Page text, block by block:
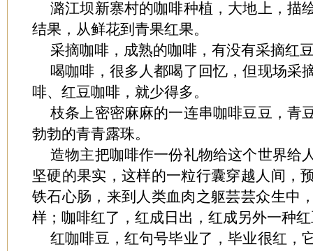
潞江坝新寨村的咖啡种植，大地上，描
结果，从鲜花到青果红果。
采摘咖啡，成熟的咖啡，有没有采摘红
喝咖啡，很多人都喝了回忆，但现场采
啡、红豆咖啡，就少得多。
枝条上密密麻麻的一连串咖啡豆豆，青
勃勃的青青露珠。
造物主把咖啡作一份礼物给这个世界给
坚硬的果实，这样的一粒行囊穿越人间，
铁石心肠，来到人类血肉之躯芸芸众生中
样；咖啡红了，红成日出，红成另外一种
红咖啡豆，红句号毕业了，毕业很红，